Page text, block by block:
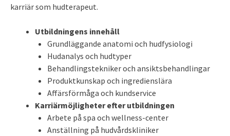
karriär som hudterapeut.
Utbildningens innehåll
Grundläggande anatomi och hudfysiologi
Hudanalys och hudtyper
Behandlingstekniker och ansiktsbehandlingar
Produktkunskap och ingredienslära
Affärsförmåga och kundservice
Karriärmöjligheter efter utbildningen
Arbete på spa och wellness-center
Anställning på hudvårdskliniker